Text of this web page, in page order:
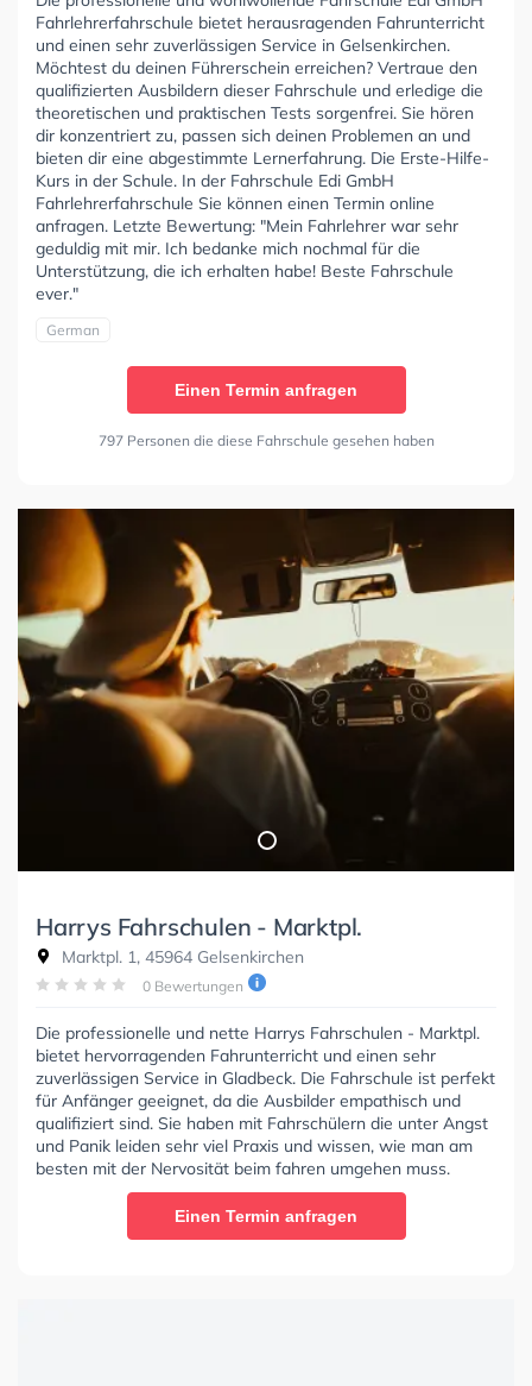
Fahrlehrerfahrschule bietet herausragenden Fahrunterricht
und einen sehr zuverlässigen Service in Gelsenkirchen.
Möchtest du deinen Führerschein erreichen? Vertraue den
qualifizierten Ausbildern dieser Fahrschule und erledige die
theoretischen und praktischen Tests sorgenfrei. Sie hören
dir konzentriert zu, passen sich deinen Problemen an und
bieten dir eine abgestimmte Lernerfahrung. Die Erste-Hilfe-
Kurs in der Schule. In der Fahrschule Edi GmbH
Fahrlehrerfahrschule Sie können einen Termin online
anfragen. Letzte Bewertung: "Mein Fahrlehrer war sehr
geduldig mit mir. Ich bedanke mich nochmal für die
Unterstützung, die ich erhalten habe! Beste Fahrschule
ever."
German
Einen Termin anfragen
797 Personen die diese Fahrschule gesehen haben
Harrys Fahrschulen - Marktpl.
Marktpl. 1, 45964 Gelsenkirchen
0 Bewertungen
Die professionelle und nette Harrys Fahrschulen - Marktpl.
bietet hervorragenden Fahrunterricht und einen sehr
zuverlässigen Service in Gladbeck. Die Fahrschule ist perfekt
für Anfänger geeignet, da die Ausbilder empathisch und
qualifiziert sind. Sie haben mit Fahrschülern die unter Angst
und Panik leiden sehr viel Praxis und wissen, wie man am
besten mit der Nervosität beim fahren umgehen muss.
Einen Termin anfragen